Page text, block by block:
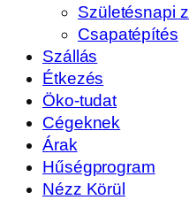
Születésnapi
Csapatépítés
Szállás
Étkezés
Öko-tudat
Cégeknek
Árak
Hűségprogram
Nézz Körül